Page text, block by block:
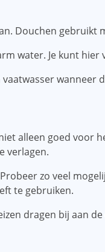
Douchen gebruikt
water. Je kunt hier
wanneer
alleen goed voor
verlagen.
zo veel
te gebruiken.
dragen bij aan